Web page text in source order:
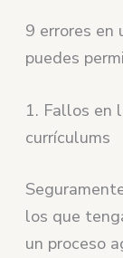
9 errores en
puedes
1. Fallos en
currículums
los que
un proceso